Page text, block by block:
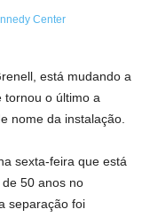
está mudando a
tornou o último a
nome da instalação.
sexta-feira que está
50 anos no
separação foi